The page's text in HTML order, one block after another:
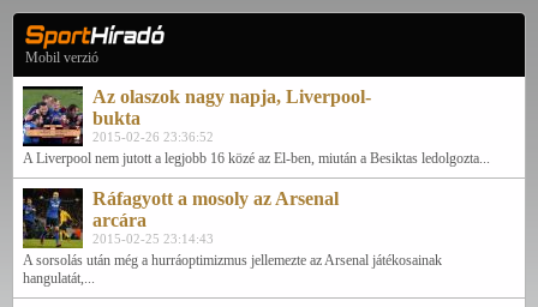
Mobil verzió
Az olaszok nagy napja, Liverpool-
bukta
2015-02-26 23:36:52
A Liverpool nem jutott a legjobb 16 közé az El-ben, miután a Besiktas ledolgozta...
Ráfagyott a mosoly az Arsenal
arcára
2015-02-25 23:14:43
A sorsolás után még a hurráoptimizmus jellemezte az Arsenal játékosainak
hangulatát,...